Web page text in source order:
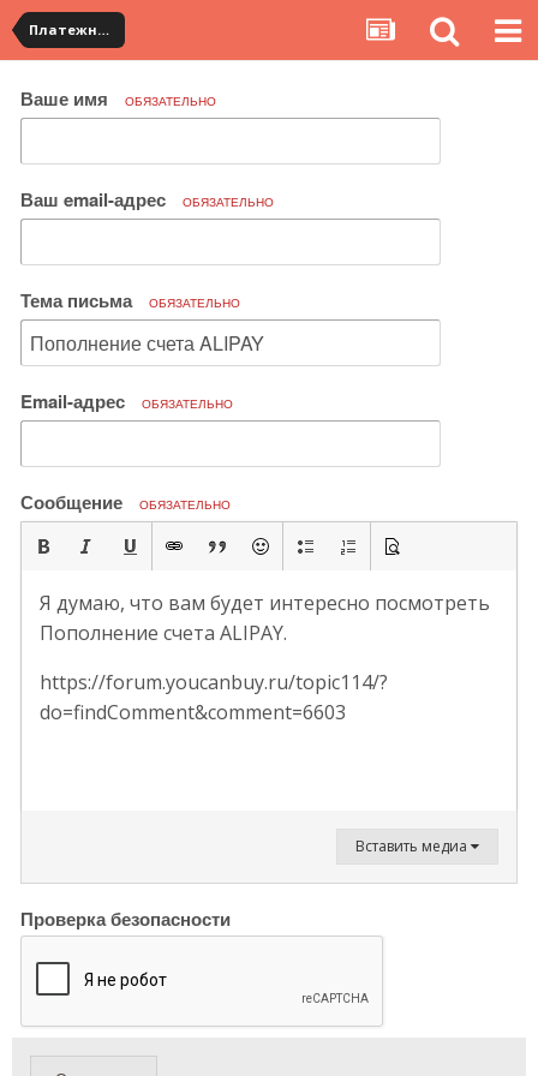
Платежная система ALIPAY и оплата банковскими картами
Ваше имя ОБЯЗАТЕЛЬНО
Ваш email-адрес ОБЯЗАТЕЛЬНО
Тема письма ОБЯЗАТЕЛЬНО
Email-адрес ОБЯЗАТЕЛЬНО
Сообщение ОБЯЗАТЕЛЬНО
Я думаю, что вам будет интересно посмотреть
Пополнение счета ALIPAY.
https://forum.youcanbuy.ru/topic114/?
do=findComment&comment=6603
Вставить медиа
Проверка безопасности